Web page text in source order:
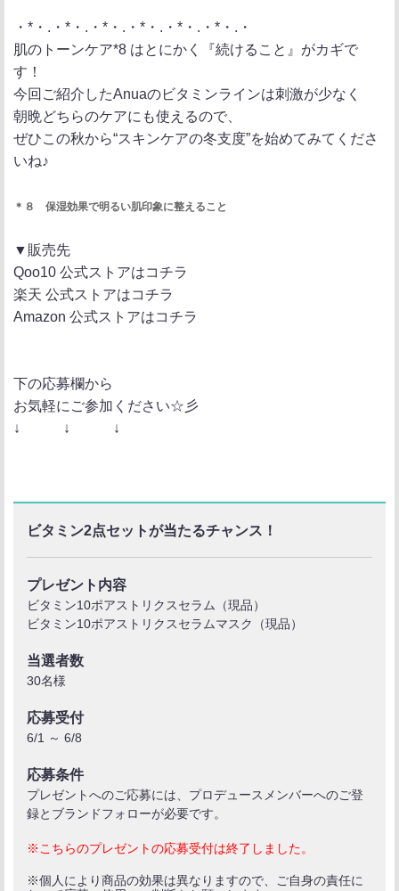
・*・.・*・.・*・.・*・.・*・.・*・.・
肌のトーンケア*8 はとにかく『続けること』がカギで
す！
今回ご紹介したAnuaのビタミンラインは刺激が少なく
朝晩どちらのケアにも使えるので、
ぜひこの秋から“スキンケアの冬支度”を始めてみてくださ
いね♪
＊８ 保湿効果で明るい肌印象に整えること
▼販売先
Qoo10 公式ストアはコチラ
楽天 公式ストアはコチラ
Amazon 公式ストアはコチラ
下の応募欄から
お気軽にご参加ください☆彡
↓ ↓ ↓
ビタミン2点セットが当たるチャンス！
プレゼント内容
ビタミン10ポアストリクスセラム（現品）
ビタミン10ポアストリクスセラムマスク（現品）
当選者数
30名様
応募受付
6/1 ～ 6/8
応募条件
プレゼントへのご応募には、プロデュースメンバーへのご登
録とブランドフォローが必要です。
※こちらのプレゼントの応募受付は終了しました。
※個人により商品の効果は異なりますので、ご自身の責任に